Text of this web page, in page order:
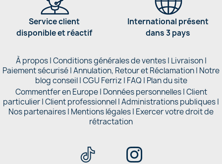
Service client
disponible et réactif
International présent
dans 3 pays
À propos|Conditions générales de ventes| Livraison|
Paiement sécurisé|Annulation, Retour et Réclamation| Notre
blog conseil|CGU Ferriz | FAQ | Plan du site
Commentfer en Europe| Données personnelles|Client
particulier|Client professionnel|Administrations publiques|
Nos partenaires | Mentions légales| Exercer votre droit de
rétractation